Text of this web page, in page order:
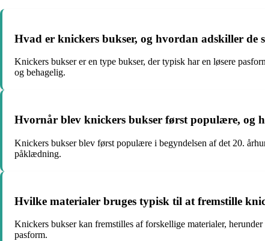
Hvad er knickers bukser, og hvordan adskiller de
Knickers bukser er en type bukser, der typisk har en løsere
og behagelig.
Hvornår blev knickers bukser først populære, og
Knickers bukser blev først populære i begyndelsen af det 20.
påklædning.
Hvilke materialer bruges typisk til at fremstille
Knickers bukser kan fremstilles af forskellige materialer,
pasform.